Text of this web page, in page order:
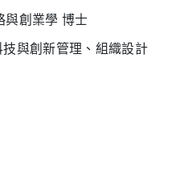
與創業學 博士
與創新管理、組織設計